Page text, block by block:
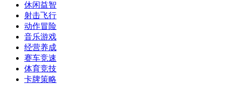
休闲益智
射击飞行
动作冒险
音乐游戏
经营养成
赛车竞速
体育竞技
卡牌策略